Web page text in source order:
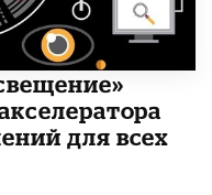
для всех